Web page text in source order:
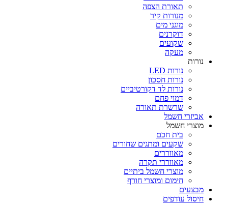
תאורת הצפה
מנורות קיר
מוגני מים
דוקרנים
שקועים
מעקה
נורות
נורות LED
נורות חסכון
נורות לד דקורטיביים
דמוי פחם
שרשרת תאורה
אביזרי חשמל
מוצרי חשמל
בית חכם
שקעים ומתגים שחורים
מאווררים
מאווררי תקרה
מוצרי חשמל ביתיים
חימום ומוצרי חורף
מבצעים
חיסול עודפים